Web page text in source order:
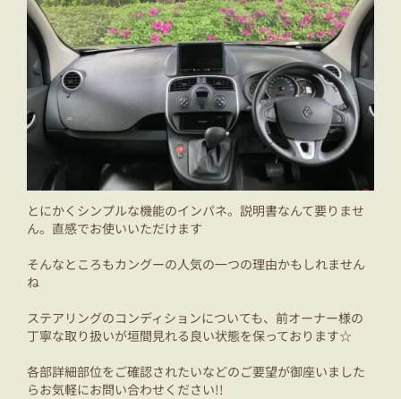
とにかくシンプルな機能のインパネ。説明書なんて要りませ
ん。直感でお使いいただけます
そんなところもカングーの人気の一つの理由かもしれません
ね
ステアリングのコンディションについても、前オーナー様の
丁寧な取り扱いが垣間見れる良い状態を保っております☆
各部詳細部位をご確認されたいなどのご要望が御座いました
らお気軽にお問い合わせください!!